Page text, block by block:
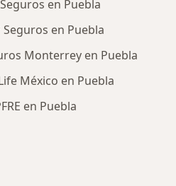
en Puebla
en Puebla
Monterrey en Puebla
México en Puebla
en Puebla